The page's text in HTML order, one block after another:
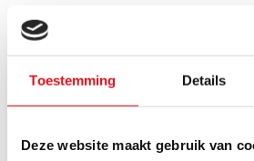
Toestemming Details
Deze website maakt gebruik van
Is een hybride